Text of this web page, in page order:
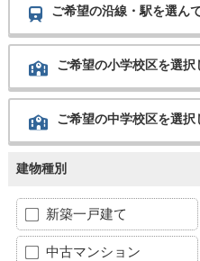
ご希望の沿線・駅を選ん
ご希望の小学校区を選択
ご希望の中学校区を選択
建物種別
新築一戸建て
中古マンション